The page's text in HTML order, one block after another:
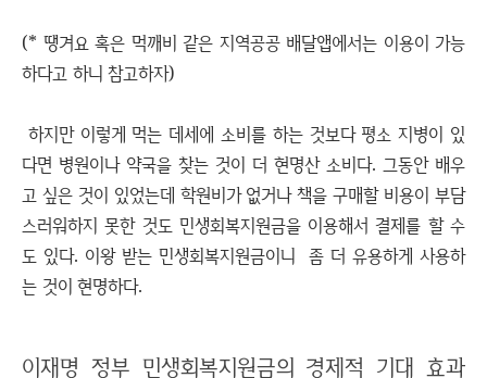
(* 땡겨요 혹은 먹깨비 같은 지역공공 배달앱에서는 이용이 가능
하다고 하니 참고하자)
하지만 이렇게 먹는 데세에 소비를 하는 것보다 평소 지병이 있
다면 병원이나 약국을 찾는 것이 더 현명산 소비다. 그동안 배우
고 싶은 것이 있었는데 학원비가 없거나 책을 구매할 비용이 부담
스러워하지 못한 것도 민생회복지원금을 이용해서 결제를 할 수
도 있다. 이왕 받는 민생회복지원금이니 좀 더 유용하게 사용하
는 것이 현명하다.
이재명 정부 민생회복지원금의 경제적 기대 효과